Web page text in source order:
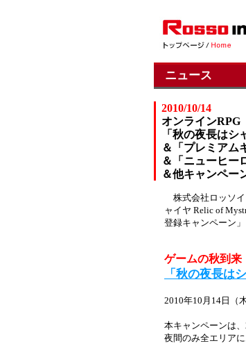
ニュース
2010/10/14
オンラインRPG
「秋の夜長は
＆「プレミアム
＆「ニューヒー
＆他キャンペー
株式会社ロッソイ
ャイヤ Relic of
登録キャンペーン
ゲームの秋到来
「秋の夜長は
2010年10月14日（
本キャンペーンは
夜間のみ全エリア